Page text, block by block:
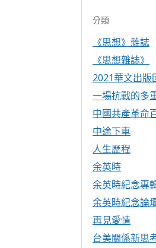
分類
《思想》雜誌
《思想雜誌》
2021華文出版
一場抗戰的多
中國共產革命
中途下車
人生歷程
余英時
余英時紀念專
余英時紀念論
再見愛情
台美關係新思